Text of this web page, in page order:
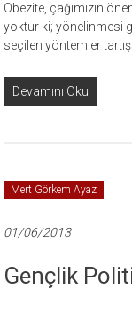
Obezite, çağımızın
yoktur ki; yönelinmesi
seçilen yöntemler
Devamını Oku
Mert Görkem Ayaz
01/06/2013
Gençlik